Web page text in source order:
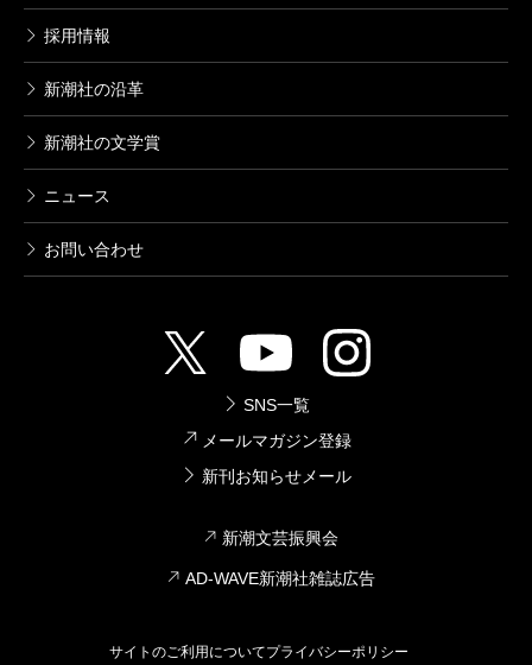
採用情報
新潮社の沿革
新潮社の文学賞
ニュース
お問い合わせ
SNS一覧
メールマガジン登録
新刊お知らせメール
新潮文芸振興会
AD-WAVE新潮社雑誌広告
サイトのご利用についてプライバシーポリシー